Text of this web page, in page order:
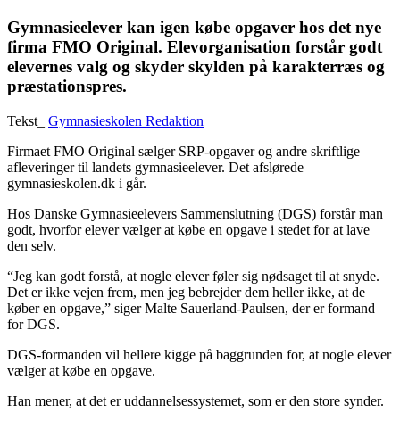
Gymnasieelever kan igen købe opgaver hos det nye
firma FMO Original. Elevorganisation forstår godt
elevernes valg og skyder skylden på karakterræs og
præstationspres.
Tekst_ Gymnasieskolen Redaktion
Firmaet FMO Original sælger SRP-opgaver og andre skriftlige
afleveringer til landets gymnasieelever. Det afslørede
gymnasieskolen.dk i går.
Hos Danske Gymnasieelevers Sammenslutning (DGS) forstår man
godt, hvorfor elever vælger at købe en opgave i stedet for at lave
den selv.
“Jeg kan godt forstå, at nogle elever føler sig nødsaget til at snyde.
Det er ikke vejen frem, men jeg bebrejder dem heller ikke, at de
køber en opgave,” siger Malte Sauerland-Paulsen, der er formand
for DGS.
DGS-formanden vil hellere kigge på baggrunden for, at nogle elever
vælger at købe en opgave.
Han mener, at det er uddannelsessystemet, som er den store synder.